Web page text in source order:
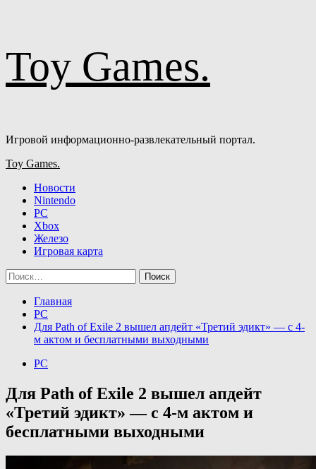
к
содержимому
Toy Games.
Игровой информационно-развлекательный портал.
Основное
Toy Games.
Новости
Nintendo
PC
Xbox
Железо
Игровая карта
Найти:
Главная
PC
Для Path of Exile 2 вышел апдейт «Третий эдикт» — с 4-
м актом и бесплатными выходными
PC
Для Path of Exile 2 вышел апдейт
«Третий эдикт» — с 4-м актом и
бесплатными выходными